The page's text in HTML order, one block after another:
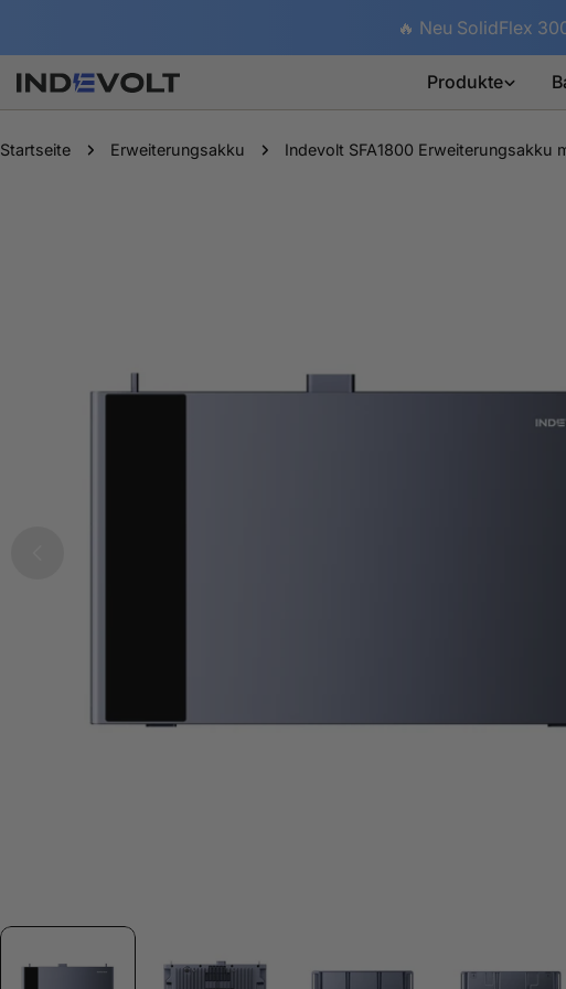
springen
🔥 Neu SolidFlex
Produkte
Startseite Erweiterungsakku Indevolt SFA1800 Erweiterungsakku